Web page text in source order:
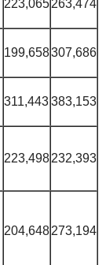
223,065263,474
199,658307,686
311,443383,153
223,498232,393
204,648273,194